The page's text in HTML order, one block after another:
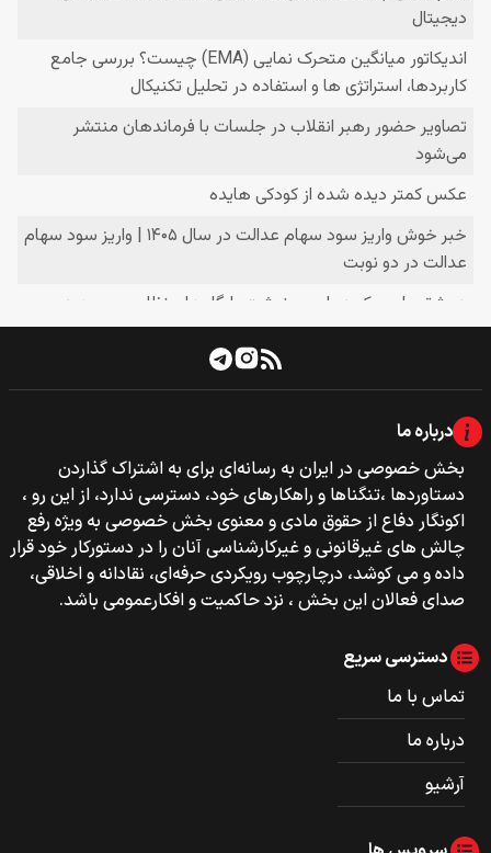
درباره ما
بخش خصوصی‌‌ در ایران به رسانه‌ای برای به اشتراک گذاردن
دستاوردها ،تنگناها و راهکارهای خود، دسترسی ندارد، از این رو ،
اکونگار دفاع از حقوق مادی و معنوی بخش خصوصی به ویژه رفع
چالش های غیرقانونی و غیرکارشناسی آنان را در دستورکار خود قرار
داده و می کوشد، درچارچوب رویکردی حرفه‌ای، نقادانه و اخلاقی،
صدای فعالان این بخش ، نزد حاکمیت و افکارعمومی باشد.
دسترسی سریع
تماس با ما
درباره ما
آرشیو